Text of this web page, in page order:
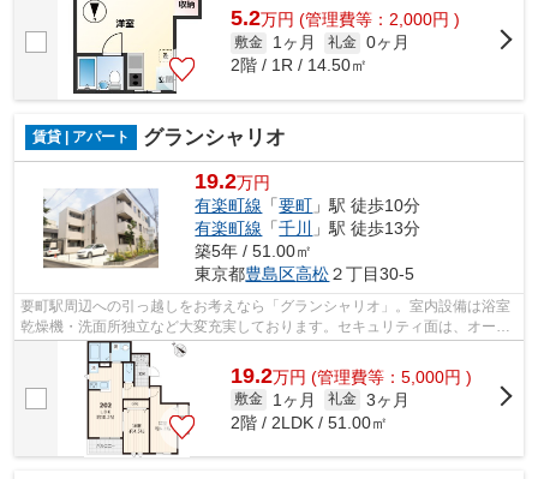
5.2万円 (管理費等：2,000円 )
敷金 1ヶ月 礼金 0ヶ月
2階 / 1R / 14.50㎡
賃貸 | アパート グランシャリオ
19.2万円
有楽町線 「要町 」駅 徒歩10分
有楽町線 「千川
」駅 徒歩13分
築5年 / 51.00㎡
東京都豊島区高松２丁目30-5
要町駅周辺への引っ越しをお考えなら「グランシャリオ」。室内設備は浴室
乾燥機・洗面所独立など大変充実しております。セキュリティ面は、オート
ロック・TVインターホンなど充実して...
19.2万円 (管理費等：5,000円 )
敷金 1ヶ月 礼金 3ヶ月
2階 / 2LDK / 51.00㎡